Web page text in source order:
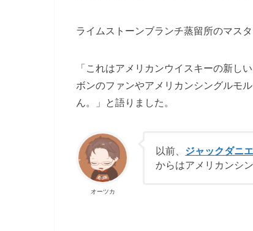
ライムストーンブランチ蒸留所のマス
「これはアメリカンウイスキーの新し
ボンのファンやアメリカンシングルモ
ん。」と語りました。
オーツカ
以前、 ジャックダニ
からはアメリカンシ